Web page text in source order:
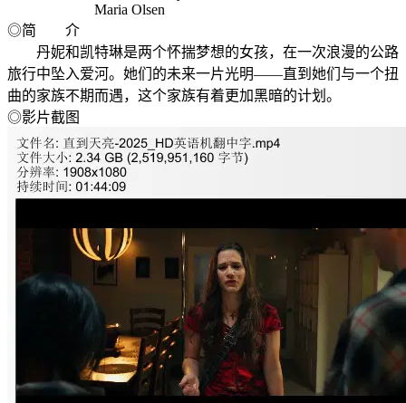
Maria Olsen
◎简 介
丹妮和凯特琳是两个怀揣梦想的女孩，在一次浪漫的公路
旅行中坠入爱河。她们的未来一片光明——直到她们与一个扭
曲的家族不期而遇，这个家族有着更加黑暗的计划。
◎影片截图